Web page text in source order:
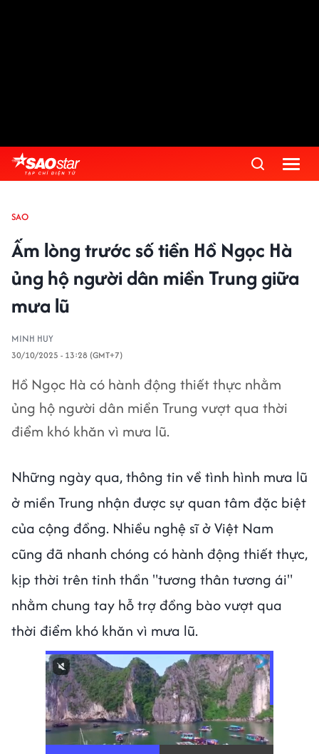
SAO
Ấm lòng trước số tiền Hồ Ngọc Hà
ủng hộ người dân miền Trung giữa
mưa lũ
MINH HUY
30/10/2025 - 13:28 (GMT+7)
Hồ Ngọc Hà có hành động thiết thực nhằm
ủng hộ người dân miền Trung vượt qua thời
điểm khó khăn vì mưa lũ.
Những ngày qua, thông tin về tình hình mưa lũ
ở miền Trung nhận được sự quan tâm đặc biệt
của cộng đồng. Nhiều nghệ sĩ ở Việt Nam
cũng đã nhanh chóng có hành động thiết thực,
kịp thời trên tinh thần "tương thân tương ái"
nhằm chung tay hỗ trợ đồng bào vượt qua
thời điểm khó khăn vì mưa lũ.